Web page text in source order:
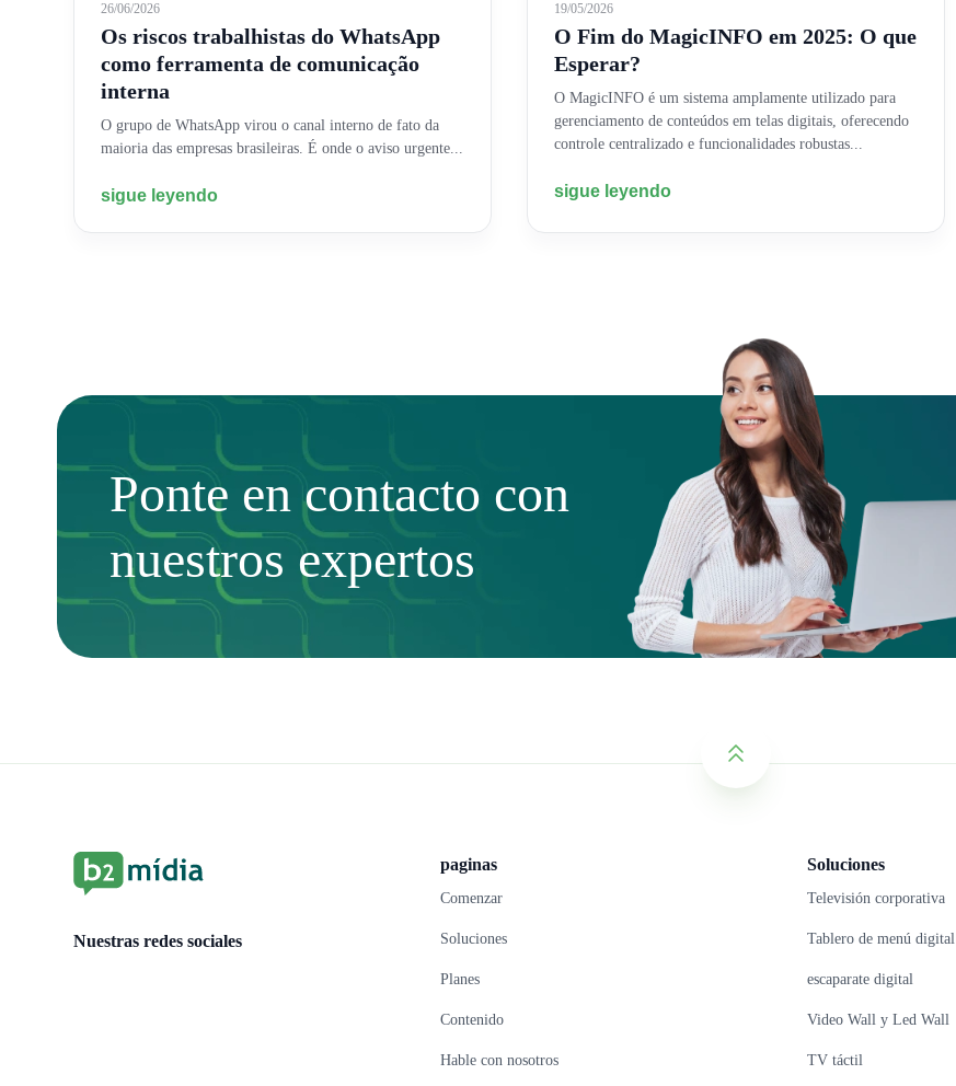
26/06/2026
Os riscos trabalhistas do WhatsApp
como ferramenta de comunicação
interna
O grupo de WhatsApp virou o canal interno de fato da
maioria das empresas brasileiras. É onde o aviso urgente...
sigue leyendo
19/05/2026
O Fim do MagicINFO em 2025: O que
Esperar?
O MagicINFO é um sistema amplamente utilizado para
gerenciamento de conteúdos em telas digitais, oferecendo
controle centralizado e funcionalidades robustas...
sigue leyendo
Ponte en contacto con
nuestros expertos
Nuestras redes sociales
paginas
Comenzar
Soluciones
Planes
Contenido
Hable con nosotros
Soluciones
Televisión corporativa
Tablero de menú digital
escaparate digital
Video Wall y Led Wall
TV táctil